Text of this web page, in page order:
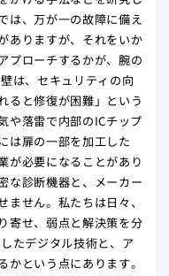
は、万が一の故障に備え
ありますが、それをいか
プローチするかが、腕の
は、セキュリティの向
ると修復が困難」という
や落雷で内部のICチップ
は扉の一部を加工した
が必要になることがあり
な診断機器と、メーカー
ません。私たちは日々、
寄せ、弱点と解決策を分
たデジタル技術と、ア
かという点にあります。